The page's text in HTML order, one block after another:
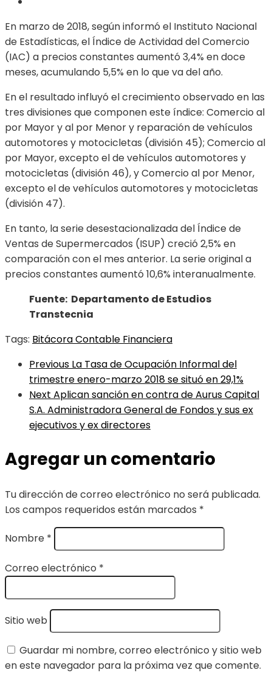
En marzo de 2018, según informó el Instituto Nacional
de Estadísticas, el Índice de Actividad del Comercio
(IAC) a precios constantes aumentó 3,4% en doce
meses, acumulando 5,5% en lo que va del año.
En el resultado influyó el crecimiento observado en las
tres divisiones que componen este índice: Comercio al
por Mayor y al por Menor y reparación de vehículos
automotores y motocicletas (división 45); Comercio al
por Mayor, excepto el de vehículos automotores y
motocicletas (división 46), y Comercio al por Menor,
excepto el de vehículos automotores y motocicletas
(división 47).
En tanto, la serie desestacionalizada del Índice de
Ventas de Supermercados (ISUP) creció 2,5% en
comparación con el mes anterior. La serie original a
precios constantes aumentó 10,6% interanualmente.
Fuente: Departamento de Estudios
Transtecnia
Tags: Bitácora Contable Financiera
Previous La Tasa de Ocupación Informal del
trimestre enero-marzo 2018 se situó en 29,1%
Next Aplican sanción en contra de Aurus Capital
S.A. Administradora General de Fondos y sus ex
ejecutivos y ex directores
Agregar un comentario
Tu dirección de correo electrónico no será publicada.
Los campos requeridos están marcados *
Nombre *
Correo electrónico *
Sitio web
Guardar mi nombre, correo electrónico y sitio web
en este navegador para la próxima vez que comente.